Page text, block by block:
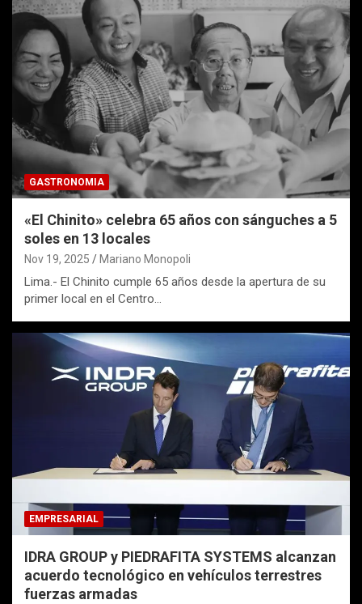
GASTRONOMIA
«El Chinito» celebra 65 años con sánguches a 5
soles en 13 locales
Nov 19, 2025 Mariano Monopoli
Lima.- El Chinito cumple 65 años desde la apertura de su
primer local en el Centro…
EMPRESARIAL
IDRA GROUP y PIEDRAFITA SYSTEMS alcanzan
acuerdo tecnológico en vehículos terrestres
fuerzas armadas